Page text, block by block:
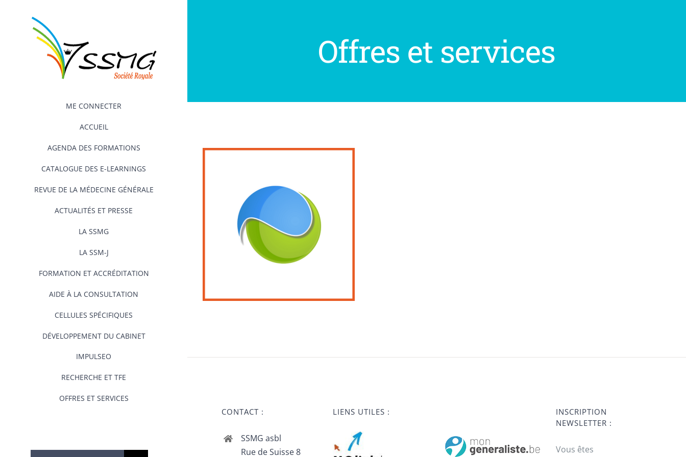
ME CONNECTER
ACCUEIL
AGENDA DES FORMATIONS
CATALOGUE DES E-LEARNINGS
REVUE DE LA MÉDECINE GÉNÉRALE
ACTUALITÉS ET PRESSE
LA SSMG
LA SSM-J
FORMATION ET ACCRÉDITATION
AIDE À LA CONSULTATION
CELLULES SPÉCIFIQUES
DÉVELOPPEMENT DU CABINET
IMPULSEO
RECHERCHE ET TFE
OFFRES ET SERVICES
Offres et services
CONTACT :
SSMG asbl
Rue de Suisse 8
LIENS UTILES :
INSCRIPTION
NEWSLETTER :
Vous êtes